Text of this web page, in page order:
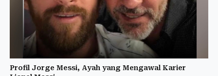
Profil Jorge Messi, Ayah yang Mengawal Karier